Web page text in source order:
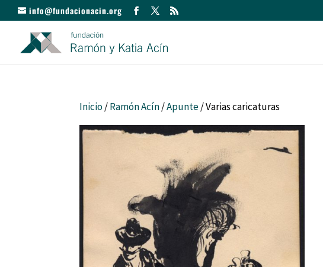
info@fundacionacin.org
Inicio/Ramón Acín/Apunte/ Varias caricaturas